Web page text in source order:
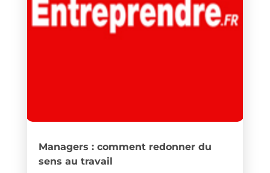
Managers : comment redonner du
sens au travail